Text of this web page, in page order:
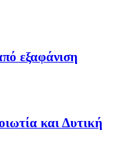
εξαφάνιση
και Δυτική